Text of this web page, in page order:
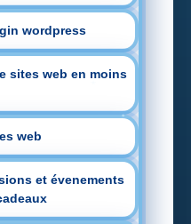
wordpress
sites web en moins
web
et évenements